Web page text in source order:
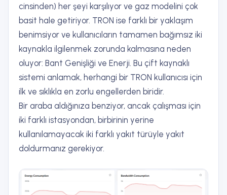
cinsinden) her şeyi karşılıyor ve gaz modelini çok
basit hale getiriyor. TRON ise farklı bir yaklaşım
benimsiyor ve kullanıcıların tamamen bağımsız iki
kaynakla ilgilenmek zorunda kalmasına neden
oluyor: Bant Genişliği ve Enerji. Bu çift kaynaklı
sistemi anlamak, herhangi bir TRON kullanıcısı için
ilk ve sıklıkla en zorlu engellerden biridir.
Bir araba aldığınıza benziyor, ancak çalışması için
iki farklı istasyondan, birbirinin yerine
kullanılamayacak iki farklı yakıt türüyle yakıt
doldurmanız gerekiyor.